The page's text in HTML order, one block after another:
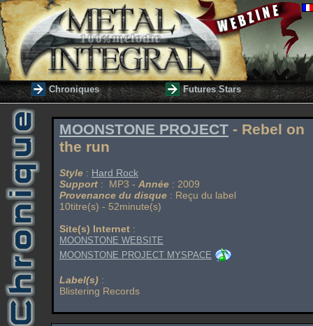
Chroniques Futures Stars
MOONSTONE PROJECT - Rebel on
the run
Style : Hard Rock
Support : MP3 - Année : 2009
Provenance du disque : Reçu du label
10titre(s) - 52minute(s)
Site(s) Internet :
MOONSTONE WEBSITE
MOONSTONE PROJECT MYSPACE
Label(s) :
Blistering Records